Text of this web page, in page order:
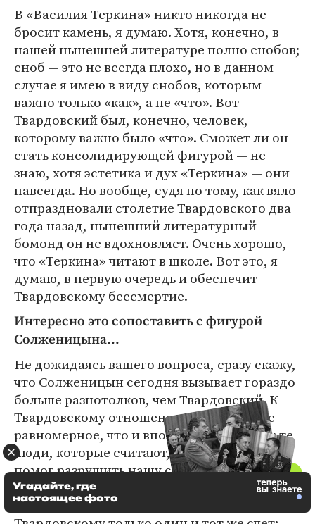
В «Василия Теркина» никто никогда не
бросит камень, я думаю. Хотя, конечно, в
нашей нынешней литературе полно снобов;
сноб — это не всегда плохо, но в данном
случае я имею в виду снобов, которым
важно только «как», а не «что». Вот
Твардовский был, конечно, человек,
которому важно было «что». Сможет ли он
стать консолидирующей фигурой — не
знаю, хотя эстетика и дух «Теркина» — они
навсегда. Но вообще, судя по тому, как вяло
отпраздновали столетие Твардовского два
года назад, нынешний литературный
бомонд он не вдохновляет. Очень хорошо,
что «Теркина» читают в школе. Вот это, я
думаю, в первую очередь и обеспечит
Твардовскому бессмертие.
Интересно это сопоставить с фигурой
Солженицына...
Не дожидаясь вашего вопроса, сразу скажу,
что Солженицын сегодня вызывает гораздо
больше разнотолков, чем Твардовский. К
Твардовскому отношение гораздо более
равномерное, что и вполне естественно: те
люди, которые считают, что Солженицын
помог разрушить нашу страну, — они
глубоко ошибаются, но таких людей
немало, — они могут предъявить
Угадайте, где
настоящее фото